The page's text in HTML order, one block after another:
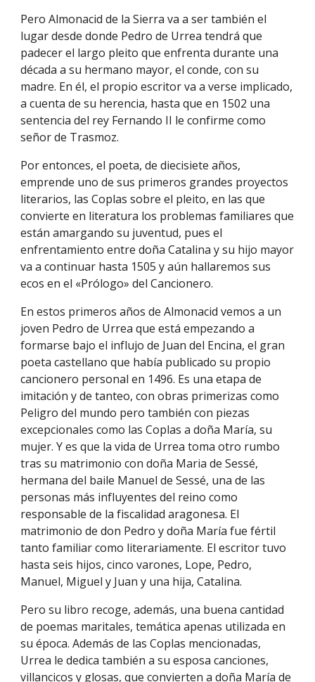
Pero Almonacid de la Sierra va a ser también el
lugar desde donde Pedro de Urrea tendrá que
padecer el largo pleito que enfrenta durante una
década a su hermano mayor, el conde, con su
madre. En él, el propio escritor va a verse implicado,
a cuenta de su herencia, hasta que en 1502 una
sentencia del rey Fernando II le confirme como
señor de Trasmoz.
Por entonces, el poeta, de diecisiete años,
emprende uno de sus primeros grandes proyectos
literarios, las Coplas sobre el pleito, en las que
convierte en literatura los problemas familiares que
están amargando su juventud, pues el
enfrentamiento entre doña Catalina y su hijo mayor
va a continuar hasta 1505 y aún hallaremos sus
ecos en el «Prólogo» del Cancionero.
En estos primeros años de Almonacid vemos a un
joven Pedro de Urrea que está empezando a
formarse bajo el influjo de Juan del Encina, el gran
poeta castellano que había publicado su propio
cancionero personal en 1496. Es una etapa de
imitación y de tanteo, con obras primerizas como
Peligro del mundo pero también con piezas
excepcionales como las Coplas a doña María, su
mujer. Y es que la vida de Urrea toma otro rumbo
tras su matrimonio con doña Maria de Sessé,
hermana del baile Manuel de Sessé, una de las
personas más influyentes del reino como
responsable de la fiscalidad aragonesa. El
matrimonio de don Pedro y doña María fue fértil
tanto familiar como literariamente. El escritor tuvo
hasta seis hijos, cinco varones, Lope, Pedro,
Manuel, Miguel y Juan y una hija, Catalina.
Pero su libro recoge, además, una buena cantidad
de poemas maritales, temática apenas utilizada en
su época. Además de las Coplas mencionadas,
Urrea le dedica también a su esposa canciones,
villancicos y glosas, que convierten a doña María de